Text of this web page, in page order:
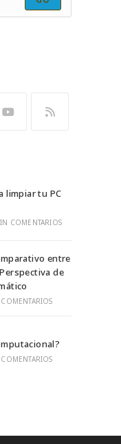
una
pestaña
limpiar tu PC
COMENTARIOS
entre
de